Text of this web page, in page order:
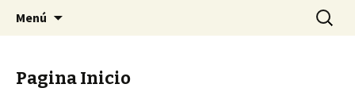
My CMS
Tu Sociedad
Menú Buscar:
Pagina Inicio